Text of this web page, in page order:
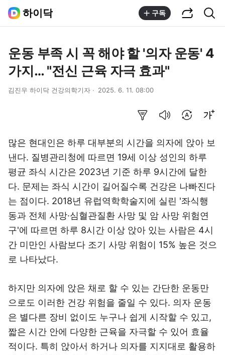
하이닥 구독
운동 부족 시 꼭 해야 할 '의자 운동' 4
가지… "전신 근육 자극 효과"
김진우 하이닥 건강의학기자 2025. 6. 11. 08:00
많은 현대인은 하루 대부분의 시간을 의자에 앉아 보
낸다. 질병관리청에 따르면 19세 이상 성인의 하루
평균 좌식 시간은 2023년 기준 하루 9시간에 달한
다. 문제는 좌식 시간이 길어질수록 건강은 나빠진다
는 점이다. 2018년 유럽역학학술지에 실린 '좌식행
동과 전체 사망·심혈관질환 사망 및 암 사망 위험연
구'에 따르면 하루 8시간 이상 앉아 있는 사람은 4시
간 미만인 사람보다 조기 사망 위험이 15% 높은 것으
로 나타났다.
하지만 의자에 앉은 채로 할 수 있는 간단한 운동만
으로도 이러한 건강 위험을 줄일 수 있다. 의자 운동
은 별다른 장비 없이도 누구나 쉽게 시작할 수 있고,
짧은 시간 안에 다양한 근육을 자극할 수 있어 효율
적이다. 특히 앉아서 하거나 의자를 지지대로 활용하